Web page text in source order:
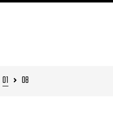
01 08